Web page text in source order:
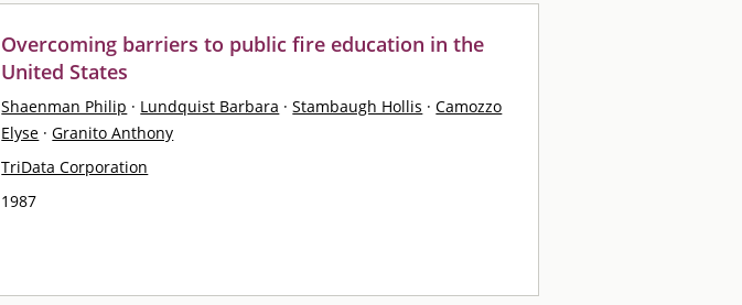
Overcoming barriers to public fire education in the
United States
Shaenman Philip · Lundquist Barbara · Stambaugh Hollis · Camozzo
Elyse · Granito Anthony
TriData Corporation
1987